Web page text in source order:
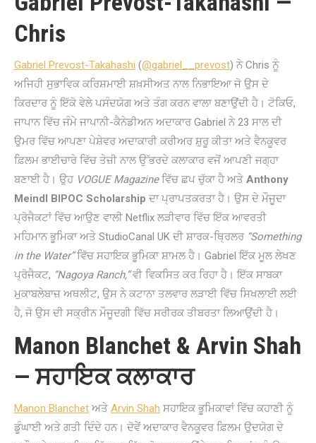
Chris
Gabriel Prevost-Takahashi (@gabriel__prevost) ਨੇ Chris ਨੂੰ
ਅਜਿਹੀ ਸੁਭਾਵਿਕ ਕਰਿਸ਼ਮਾਈ ਸ਼ਖ਼ਸੀਅਤ ਨਾਲ ਨਿਭਾਇਆ ਜੋ ਉਸ ਦੇ
ਕਿਰਦਾਰ ਨੂੰ ਇੱਕੋ ਵੇਲੇ ਪਸੰਦਯੋਗ ਅਤੇ ਤੰਗ ਕਰਨ ਵਾਲਾ ਬਣਾਉਂਦੀ ਹੈ। ਟੋਕਿਓ,
ਜਾਪਾਨ ਵਿੱਚ ਜੰਮੇ ਜਾਪਾਨੀ-ਕੈਨੇਡੀਅਨ ਅਦਾਕਾਰ Gabriel ਨੇ 23 ਸਾਲ ਦੀ
ਉਮਰ ਵਿੱਚ ਆਪਣਾ ਪੇਸ਼ੇਵਰ ਅਦਾਕਾਰੀ ਕਰੀਅਰ ਸ਼ੁਰੂ ਕੀਤਾ ਅਤੇ ਵੈਨਕੂਵਰ
ਫ਼ਿਲਮ ਭਾਈਚਾਰੇ ਵਿੱਚ ਤੇਜ਼ੀ ਨਾਲ ਉੱਭਰਦੇ ਕਲਾਕਾਰ ਵਜੋਂ ਆਪਣੀ ਜਗ੍ਹਾ
ਬਣਾਈ ਹੈ। ਉਹ VOGUE Magazineਵਿੱਚ ਛਪ ਚੁੱਕਾ ਹੈ ਅਤੇ Anthony
Meindl BIPOC Scholarship ਦਾ ਪ੍ਰਾਪਤਕਰਤਾ ਹੈ। ਉਸ ਦੇ ਮੌਜੂਦਾ
ਪ੍ਰੋਜੈਕਟਾਂ ਵਿੱਚ ਆਉਣ ਵਾਲੀ Netflix ਲੜੀਵਾਰ ਵਿੱਚ ਇੱਕ ਆਵਰਤੀ
ਮਹਿਮਾਨ ਭੂਮਿਕਾ ਅਤੇ StudioCanal UK ਦੀ ਸ਼ਾਰਕ-ਥ੍ਰਿਲਰ “Something
in the Water”ਵਿੱਚ ਸਹਾਇਕ ਭੂਮਿਕਾ ਸ਼ਾਮਲ ਹੈ। Gabriel ਇੱਕ ਮੂਲ ਲੇਖਣ
ਪ੍ਰੋਜੈਕਟ, “Nagoya Ranch,”ਵੀ ਵਿਕਸਿਤ ਕਰ ਰਿਹਾ ਹੈ। ਇੱਕ ਸਾਬਕਾ
ਮੁਕਾਬਲੇਬਾਜ਼ ਅਥਲੀਟ, ਉਸ ਨੇ ਕਟਾਨਾ ਤਲਵਾਰ ਲੜਾਈ ਵਿੱਚ ਸਿਖਲਾਈ ਲਈ
ਹੈ, ਜੋ ਉਸ ਦੀ ਸਕ੍ਰੀਨ ਮੌਜੂਦਗੀ ਵਿੱਚ ਸਰੀਰਕ ਤੀਬਰਤਾ ਲਿਆਉਂਦੀ ਹੈ।
Manon Blanchet & Arvin Shah
— ਸਹਾਇਕ ਕਲਾਕਾਰ
Manon Blanchet ਅਤੇ Arvin Shah ਸਹਾਇਕ ਭੂਮਿਕਾਵਾਂ ਵਿੱਚ ਕਹਾਣੀ ਨੂੰ
ਡੂੰਘਾਈ ਅਤੇ ਗਤੀ ਦਿੰਦੇ ਹਨ। ਦੋਵੇਂ ਅਦਾਕਾਰ ਵੈਨਕੂਵਰ ਫ਼ਿਲਮ ਉਦਯੋਗ ਦੇ